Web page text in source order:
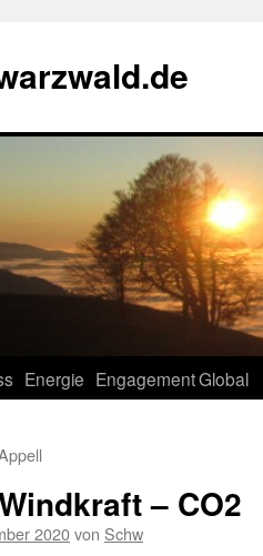
Energie EngagementGlobal
– CO2
2020von Schw